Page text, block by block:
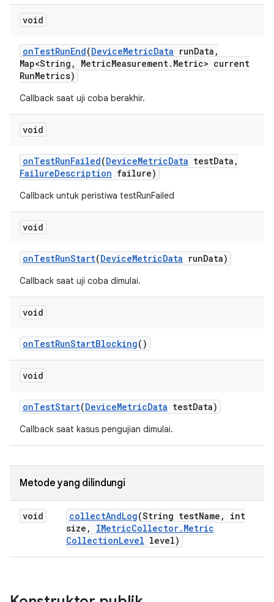
void
onTestRunEnd(DeviceMetricData runData ,
Map<String , MetricMeasurement. Metric> current
RunMetrics)
Callback saat uji coba berakhir.
void
onTestRunFailed(DeviceMetricData testData ,
FailureDescription failure)
Callback untuk peristiwa testRunFailed
void
onTestRunStart(DeviceMetricData runData)
Callback saat uji coba dimulai.
void
onTestRunStartBlocking()
void
onTestStart(DeviceMetricData testData)
Callback saat kasus pengujian dimulai.
Metode yang dilindungi
void collectAndLog(String testName ,
int
size , IMetricCollector. Metric
CollectionLevel level)